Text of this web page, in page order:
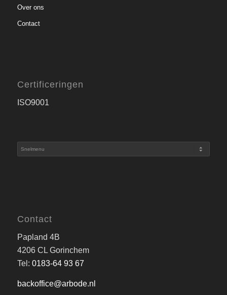
Over ons
Contact
Certificeringen
ISO9001
Contact
Papland 4B
4206 CL Gorinchem
Tel: 0183-64 93 67
backoffice@arbode.nl